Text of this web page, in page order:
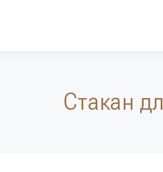
Стакан